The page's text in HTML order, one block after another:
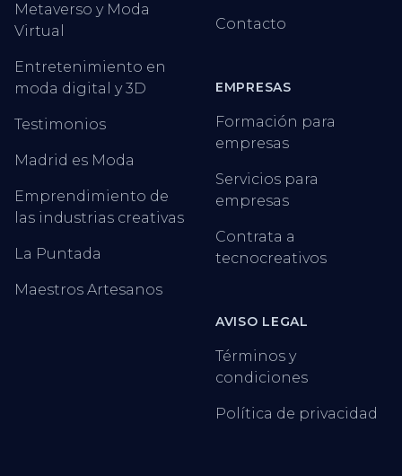
Metaverso y Moda
Virtual
Entretenimiento en
moda digital y 3D
Testimonios
Madrid es Moda
Emprendimiento de
las industrias creativas
La Puntada
Maestros Artesanos
Contacto
EMPRESAS
Formación para
empresas
Servicios para
empresas
Contrata a
tecnocreativos
AVISO LEGAL
Términos y
condiciones
Política de privacidad